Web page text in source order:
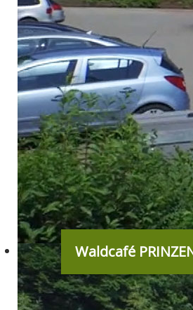
Waldcafé